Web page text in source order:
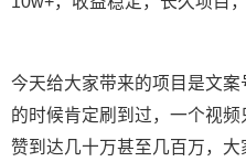
今天给大家带来的项目是文
的时候肯定刷到过，一个视频
赞到达几十万甚至几百万，